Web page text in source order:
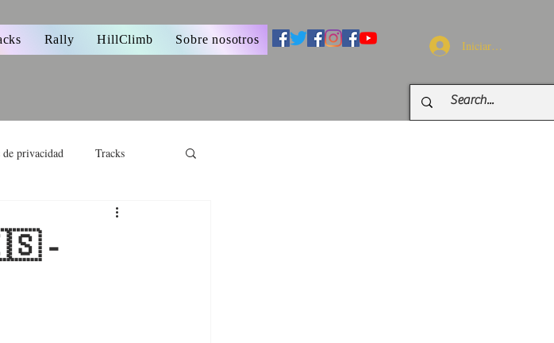
Rally HillClimb Sobre nosotros Iniciar sesión
privacidad Tracks
-